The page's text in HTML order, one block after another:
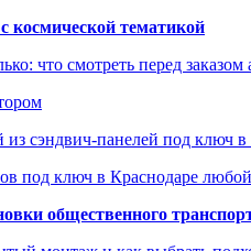
космической тематикой
что смотреть перед заказом
из сэндвич-панелей под ключ
под ключ в Краснодаре
общественного